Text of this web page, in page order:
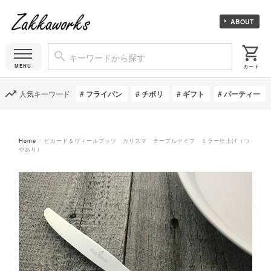
ABOUT
人気キーワード フライパン チボリ ギフト パーティー
Home
ピカード＆ヴィールプッツ カリスマ テーブルナイフ ミラー仕上げ（つ
やあり）